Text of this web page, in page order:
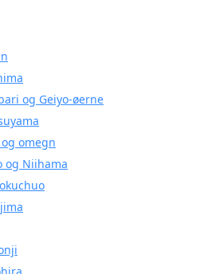
og Geiyo-øerne
omegn
og Niihama